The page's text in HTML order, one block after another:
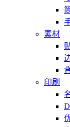
素材
印刷